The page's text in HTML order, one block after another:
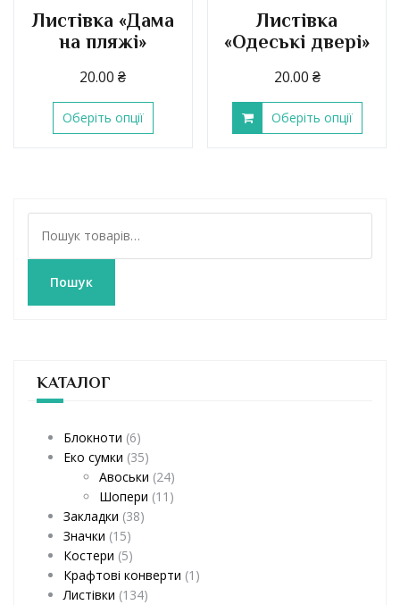
Листівка «Дама
на пляжі»
20.00₴
Оберіть опції
Листівка
«Одеські двері»
20.00 ₴
Оберіть опції
к
Пошук
КАТАЛОГ
Блокноти (6)
Еко сумки (35)
Авоськи (24)
Шопери (11)
Закладки (38)
Значки (15)
Костери (5)
Крафтові конверти (1)
Листівки (134)